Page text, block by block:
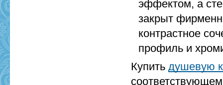
эффектом, а
закрыт
контрастное
профиль и
Купитьдушевую